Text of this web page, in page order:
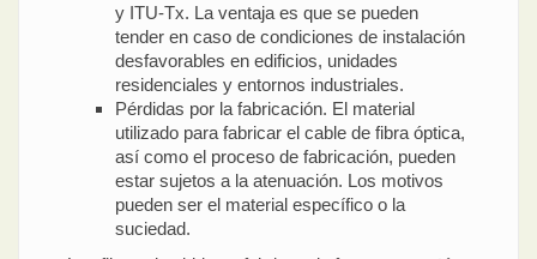
y ITU-Tx. La ventaja es que se pueden
tender en caso de condiciones de instalación
desfavorables en edificios, unidades
residenciales y entornos industriales.
Pérdidas por la fabricación. El material
utilizado para fabricar el cable de fibra óptica,
así como el proceso de fabricación, pueden
estar sujetos a la atenuación. Los motivos
pueden ser el material específico o la
suciedad.